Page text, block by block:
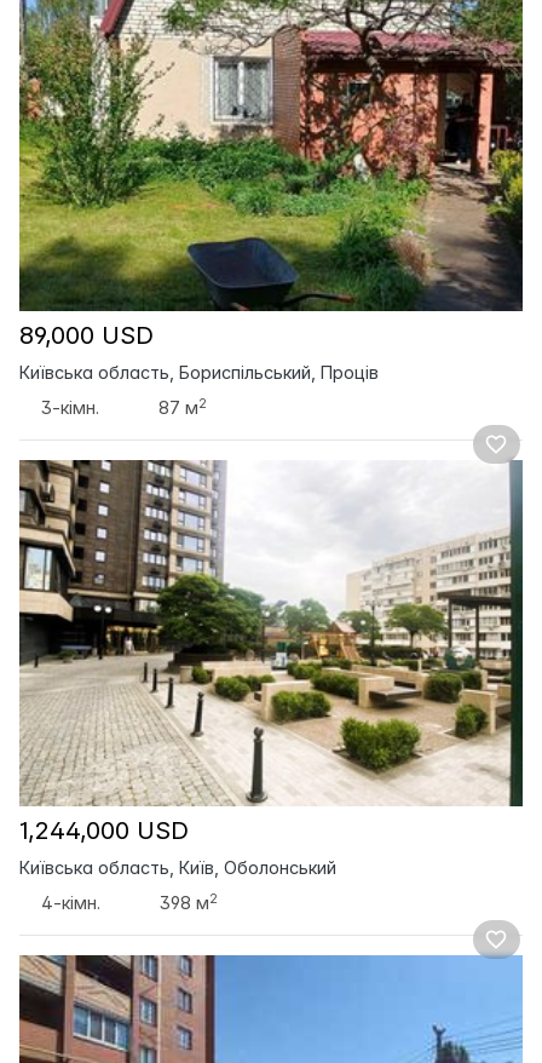
89,000 USD
Київська область, Бориспільський, Проців
3-кімн.
87 м2
1,244,000 USD
Київська область, Київ, Оболонський
4-кімн.
398 м2